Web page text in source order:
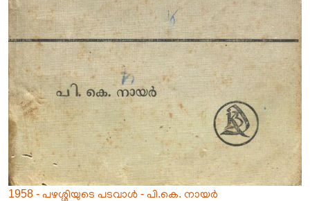
1958 - പഴശ്ശിയുടെ പടവാൾ - പി.കെ. നായർ